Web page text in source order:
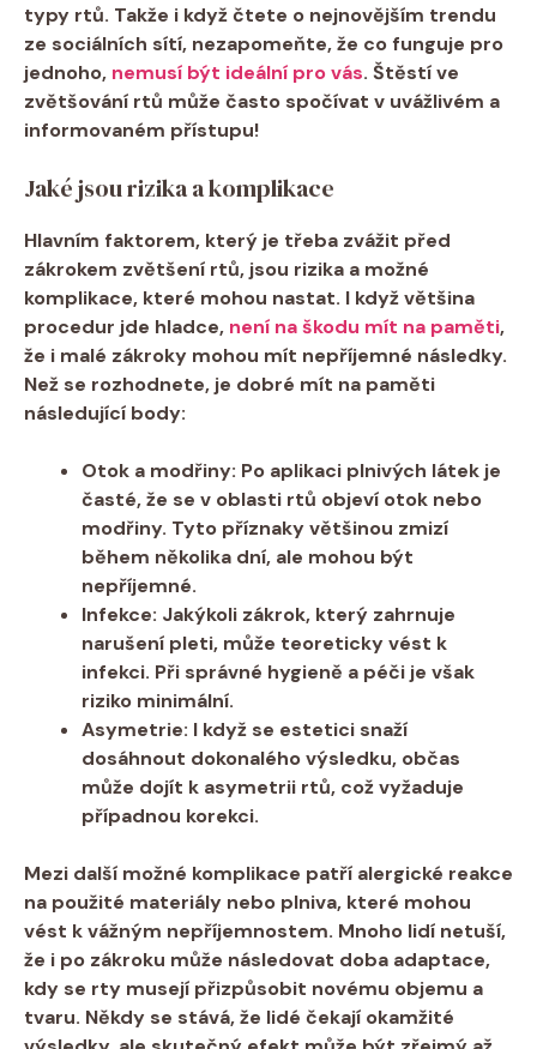
typy rtů. Takže i když čtete o nejnovějším trendu
ze sociálních sítí, nezapomeňte, že co funguje pro
jednoho, nemusí být ideální pro vás. Štěstí ve
zvětšování rtů může často spočívat v uvážlivém a
informovaném přístupu!
Jaké jsou rizika a komplikace
Hlavním faktorem, který je třeba zvážit před
zákrokem zvětšení rtů, jsou rizika a možné
komplikace, které mohou nastat. I když většina
procedur jde hladce, není na škodu mít na paměti,
že i malé zákroky mohou mít nepříjemné následky.
Než se rozhodnete, je dobré mít na paměti
následující body:
Otok a modřiny: Po aplikaci plnivých látek je
časté, že se v oblasti rtů objeví otok nebo
modřiny. Tyto příznaky většinou zmizí
během několika dní, ale mohou být
nepříjemné.
Infekce: Jakýkoli zákrok, který zahrnuje
narušení pleti, může teoreticky vést k
infekci. Při správné hygieně a péči je však
riziko minimální.
Asymetrie: I když se estetici snaží
dosáhnout dokonalého výsledku, občas
může dojít k asymetrii rtů, což vyžaduje
případnou korekci.
Mezi další možné komplikace patří alergické reakce
na použité materiály nebo plniva, které mohou
vést k vážným nepříjemnostem. Mnoho lidí netuší,
že i po zákroku může následovat doba adaptace,
kdy se rty musejí přizpůsobit novému objemu a
tvaru. Někdy se stává, že lidé čekají okamžité